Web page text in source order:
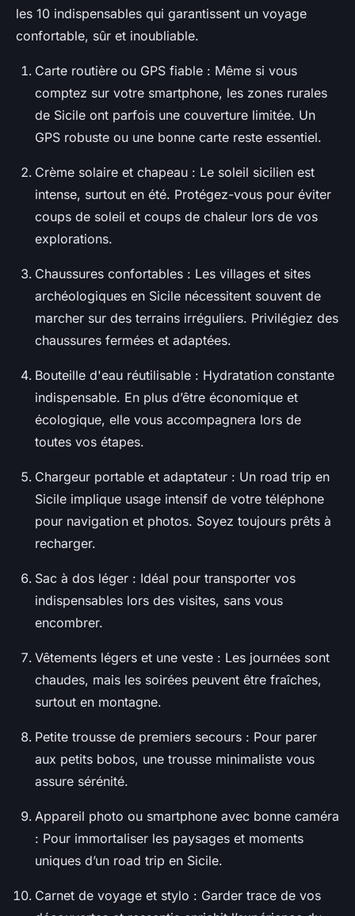
les 10 indispensables qui garantissent un voyage
confortable, sûr et inoubliable.
Carte routière ou GPS fiable : Même si vous
comptez sur votre smartphone, les zones rurales
de Sicile ont parfois une couverture limitée. Un
GPS robuste ou une bonne carte reste essentiel.
Crème solaire et chapeau : Le soleil sicilien est
intense, surtout en été. Protégez-vous pour éviter
coups de soleil et coups de chaleur lors de vos
explorations.
Chaussures confortables : Les villages et sites
archéologiques en Sicile nécessitent souvent de
marcher sur des terrains irréguliers. Privilégiez des
chaussures fermées et adaptées.
Bouteille d'eau réutilisable : Hydratation constante
indispensable. En plus d’être économique et
écologique, elle vous accompagnera lors de
toutes vos étapes.
Chargeur portable et adaptateur : Un road trip en
Sicile implique usage intensif de votre téléphone
pour navigation et photos. Soyez toujours prêts à
recharger.
Sac à dos léger : Idéal pour transporter vos
indispensables lors des visites, sans vous
encombrer.
Vêtements légers et une veste : Les journées sont
chaudes, mais les soirées peuvent être fraîches,
surtout en montagne.
Petite trousse de premiers secours : Pour parer
aux petits bobos, une trousse minimaliste vous
assure sérénité.
Appareil photo ou smartphone avec bonne caméra
: Pour immortaliser les paysages et moments
uniques d’un road trip en Sicile.
Carnet de voyage et stylo : Garder trace de vos